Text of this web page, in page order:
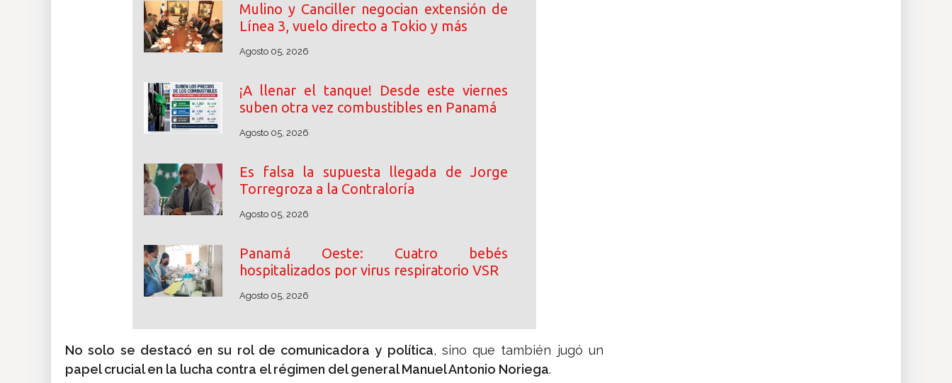
Mulino y Canciller negocian extensión de
Línea 3, vuelo directo a Tokio y más
Agosto 05, 2026
¡A llenar el tanque! Desde este viernes
suben otra vez combustibles en Panamá
Agosto 05, 2026
Es falsa la supuesta llegada de Jorge
Torregroza a la Contraloría
Agosto 05, 2026
Panamá Oeste: Cuatro bebés
hospitalizados por virus respiratorio VSR
Agosto 05, 2026
No solo se destacó en su rol de comunicadora y política, sino que también jugó un
papel crucial en la lucha contra el régimen del general Manuel Antonio Noriega.